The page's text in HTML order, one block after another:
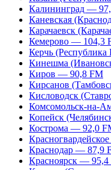
Калининград —
Каневская
Карачаевск
Кемерово — 104,3
Керчь
Кинешма
Киров — 90,8 FM
Кирсанов
Кисловодск
Комсомольск-на-
Копейск
Кострома — 92,0
Краснодар — 87,9
Красноярск — 95,4